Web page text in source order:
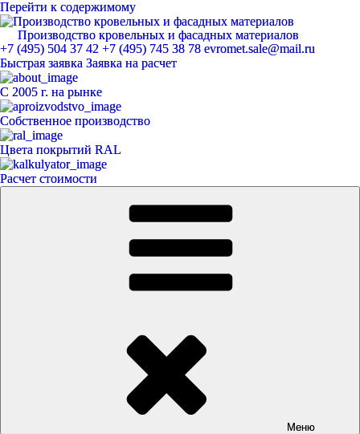
Перейти к содержимому
Производство кровельных и фасадных материалов
ЕвроМет
+7 (495) 504 37 42 +7 (495) 745 38 78 evromet.sale@mail.ru
Быстрая заявка Заявка на расчет
С 2005 г. на рынке
Собственное производство
Цвета покрытий RAL
Расчет стоимости
Меню